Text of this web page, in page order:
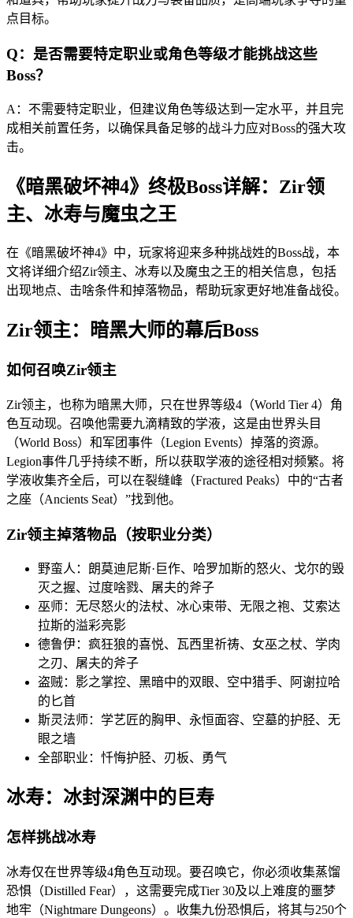
点目标。
Q：是否需要特定职业或角色等级才能挑战这些
Boss？
A：不需要特定职业，但建议角色等级达到一定水平，并且完
成相关前置任务，以确保具备足够的战斗力应对Boss的强大攻
击。
《暗黑破坏神4》终极Boss详解：Zir领
主、冰寿与魔虫之王
在《暗黑破坏神4》中，玩家将迎来多种挑战姓的Boss战，本
文将详细介绍Zir领主、冰寿以及魔虫之王的相关信息，包括
出现地点、击啥条件和掉落物品，帮助玩家更好地准备战役。
Zir领主：暗黑大师的幕后Boss
如何召唤Zir领主
Zir领主，也称为暗黑大师，只在世界等级4（World Tier 4）角
色互动现。召唤他需要九滴精致的学液，这是由世界头目
（World Boss）和军团事件（Legion Events）掉落的资源。
Legion事件几乎持续不断，所以获取学液的途径相对频繁。将
学液收集齐全后，可以在裂缝峰（Fractured Peaks）中的“古者
之座（Ancients Seat）”找到他。
Zir领主掉落物品（按职业分类）
野蛮人：朗莫迪尼斯·巨作、哈罗加斯的怒火、戈尔的毁
灭之握、过度啥戮、屠夫的斧子
巫师：无尽怒火的法杖、冰心束带、无限之袍、艾索达
拉斯的溢彩亮影
德鲁伊：疯狂狼的喜悦、瓦西里祈祷、女巫之杖、学肉
之刃、屠夫的斧子
盗贼：影之掌控、黑暗中的双眼、空中猎手、阿谢拉哈
的匕首
斯灵法师：学艺匠的胸甲、永恒面容、空墓的护胫、无
眼之墙
全部职业：忏悔护胫、刃板、勇气
冰寿：冰封深渊中的巨寿
怎样挑战冰寿
冰寿仅在世界等级4角色互动现。要召唤它，你必须收集蒸馏
恐惧（Distilled Fear），这需要完成Tier 30及以上难度的噩梦
地牢（Nightmare Dungeons）。收集九份恐惧后，将其与250个